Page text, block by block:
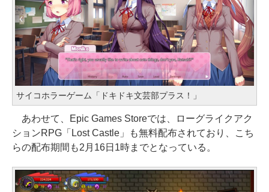
サイコホラーゲーム「ドキドキ文芸部プラス！」
あわせて、Epic Games Storeでは、ローグライクアク
ションRPG「Lost Castle」も無料配布されており、こち
らの配布期間も2月16日1時までとなっている。